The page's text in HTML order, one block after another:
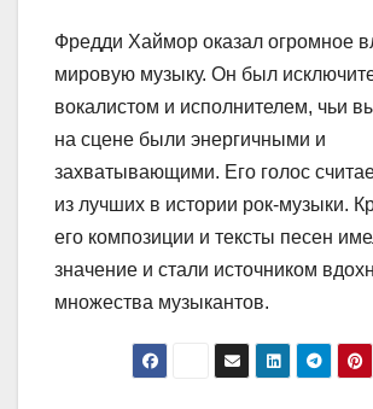
Фредди Хаймор оказал огромное
мировую музыку. Он был
вокалистом и исполнителем, чьи
на сцене были энергичными и
захватывающими. Его голос
из лучших в истории рок-музыки.
его композиции и тексты песен
значение и стали источником
множества музыкантов.